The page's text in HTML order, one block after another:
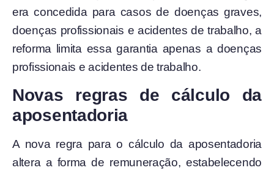
era concedida para casos de doenças graves,
doenças profissionais e acidentes de trabalho, a
reforma limita essa garantia apenas a doenças
profissionais e acidentes de trabalho.
Novas regras de cálculo da
aposentadoria
A nova regra para o cálculo da aposentadoria
altera a forma de remuneração, estabelecendo